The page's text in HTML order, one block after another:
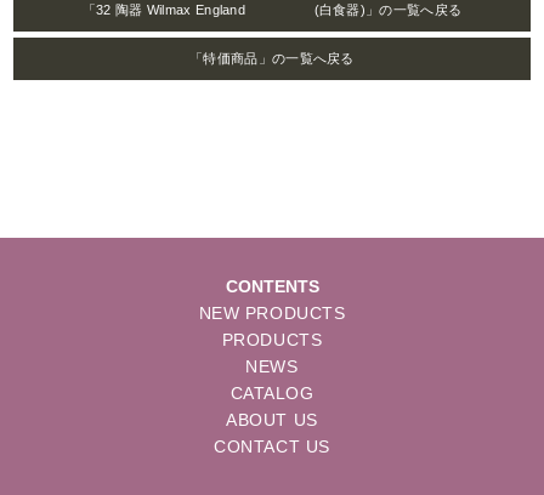
「32 陶器 Wilmax England (白食器)」の一覧へ戻る
「特価商品」の一覧へ戻る
CONTENTS
NEW PRODUCTS
PRODUCTS
NEWS
CATALOG
ABOUT US
CONTACT US